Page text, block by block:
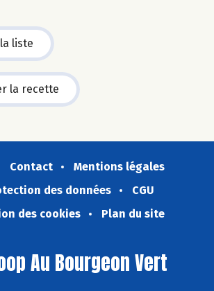
liste
la recette
Contact
Mentions légales
des données
CGU
des cookies
Plan du site
Au Bourgeon Vert